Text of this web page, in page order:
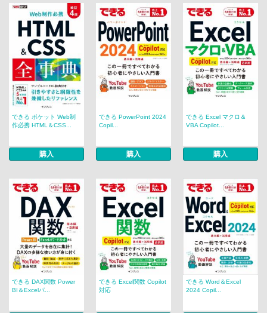
できる ポケット Web制
作必携 HTML＆CSS...
購入
できる PowerPoint 2024
Copil...
購入
できる Excel マクロ＆
VBA Copilot...
購入
できる DAX関数 Power
BI＆Excelパ...
できる Excel関数 Copilot
対応
できる Word＆Excel
2024 Copil...